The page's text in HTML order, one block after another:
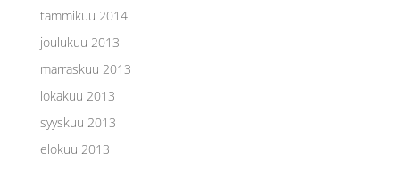
tammikuu 2014
joulukuu 2013
marraskuu 2013
lokakuu 2013
syyskuu 2013
elokuu 2013